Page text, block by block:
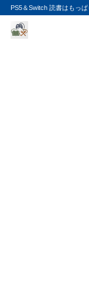
PS5＆Switch 読書はもっ